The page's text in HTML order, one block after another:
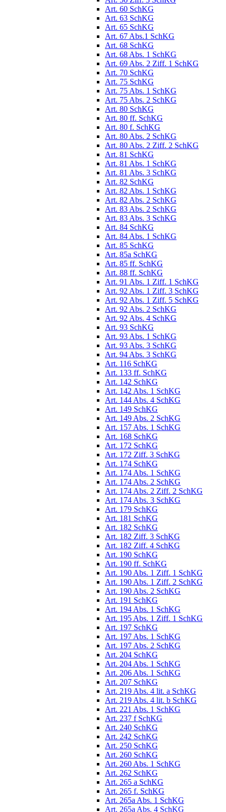
Art. 60 SchKG
Art. 63 SchKG
Art. 65 SchKG
Art. 67 Abs.1 SchKG
Art. 68 SchKG
Art. 68 Abs. 1 SchKG
Art. 69 Abs. 2 Ziff. 1 SchKG
Art. 70 SchKG
Art. 75 SchKG
Art. 75 Abs. 1 SchKG
Art. 75 Abs. 2 SchKG
Art. 80 SchKG
Art. 80 ff. SchKG
Art. 80 f. SchKG
Art. 80 Abs. 2 SchKG
Art. 80 Abs. 2 Ziff. 2 SchKG
Art. 81 SchKG
Art. 81 Abs. 1 SchKG
Art. 81 Abs. 3 SchKG
Art. 82 SchKG
Art. 82 Abs. 1 SchKG
Art. 82 Abs. 2 SchKG
Art. 83 Abs. 2 SchKG
Art. 83 Abs. 3 SchKG
Art. 84 SchKG
Art. 84 Abs. 1 SchKG
Art. 85 SchKG
Art. 85a SchKG
Art. 85 ff. SchKG
Art. 88 ff. SchKG
Art. 91 Abs. 1 Ziff. 1 SchKG
Art. 92 Abs. 1 Ziff. 3 SchKG
Art. 92 Abs. 1 Ziff. 5 SchKG
Art. 92 Abs. 2 SchKG
Art. 92 Abs. 4 SchKG
Art. 93 SchKG
Art. 93 Abs. 1 SchKG
Art. 93 Abs. 3 SchKG
Art. 94 Abs. 3 SchKG
Art. 116 SchKG
Art. 133 ff. SchKG
Art. 142 SchKG
Art. 142 Abs. 1 SchKG
Art. 144 Abs. 4 SchKG
Art. 149 SchKG
Art. 149 Abs. 2 SchKG
Art. 157 Abs. 1 SchKG
Art. 168 SchKG
Art. 172 SchKG
Art. 172 Ziff. 3 SchKG
Art. 174 SchKG
Art. 174 Abs. 1 SchKG
Art. 174 Abs. 2 SchKG
Art. 174 Abs. 2 Ziff. 2 SchKG
Art. 174 Abs. 3 SchKG
Art. 179 SchKG
Art. 181 SchKG
Art. 182 SchKG
Art. 182 Ziff. 3 SchKG
Art. 182 Ziff. 4 SchKG
Art. 190 SchKG
Art. 190 ff. SchKG
Art. 190 Abs. 1 Ziff. 1 SchKG
Art. 190 Abs. 1 Ziff. 2 SchKG
Art. 190 Abs. 2 SchKG
Art. 191 SchKG
Art. 194 Abs. 1 SchKG
Art. 195 Abs. 1 Ziff. 1 SchKG
Art. 197 SchKG
Art. 197 Abs. 1 SchKG
Art. 197 Abs. 2 SchKG
Art. 204 SchKG
Art. 204 Abs. 1 SchKG
Art. 206 Abs. 1 SchKG
Art. 207 SchKG
Art. 219 Abs. 4 lit. a SchKG
Art. 219 Abs. 4 lit. b SchKG
Art. 221 Abs. 1 SchKG
Art. 237 f SchKG
Art. 240 SchKG
Art. 242 SchKG
Art. 250 SchKG
Art. 260 SchKG
Art. 260 Abs. 1 SchKG
Art. 262 SchKG
Art. 265 a SchKG
Art. 265 f. SchKG
Art. 265a Abs. 1 SchKG
Art. 265a Abs. 4 SchKG